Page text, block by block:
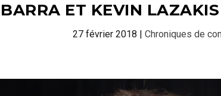
ET KEVIN
27 février 2018 | Chroniques de